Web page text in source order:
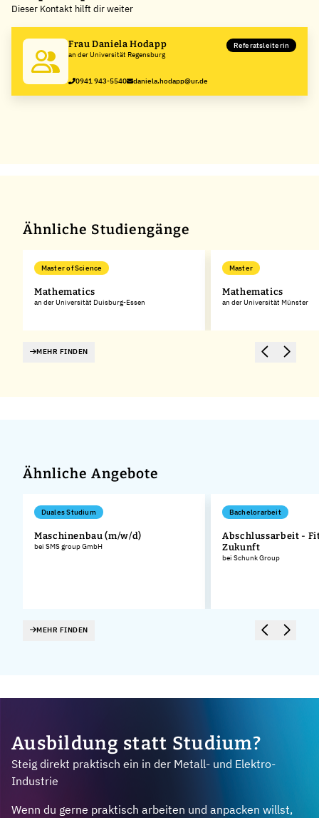
−
Dieser Kontakt hilft dir weiter
Frau Daniela Hodapp
an der Universität Regensburg
Referatsleiterin
0941 943-5540 daniela.hodapp@ur.de
Ähnliche Studiengänge
Master of Science
Mathematics
an der Universität Duisburg-Essen
Master
Mathematics
an der Universität Münster
MEHR FINDEN
Ähnliche Angebote
Duales Studium
Maschinenbau (m/w/d)
bei SMS group GmbH
Bachelorarbeit
Abschlussarbeit -
Zukunft
bei Schunk Group
MEHR FINDEN
Ausbildung statt Studium?
Steig direkt praktisch ein in der Metall- und Elektro-
Industrie
Wenn du gerne praktisch arbeiten und anpacken willst,